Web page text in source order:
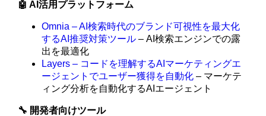
🤖 AI活用プラットフォーム
Omnia – AI検索時代のブランド可視性を最大化
するAI推奨対策ツール – AI検索エンジンでの露
出を最適化
Layers – コードを理解するAIマーケティングエ
ージェントでユーザー獲得を自動化 – マーケテ
ィング分析を自動化するAIエージェント
🔧 開発者向けツール